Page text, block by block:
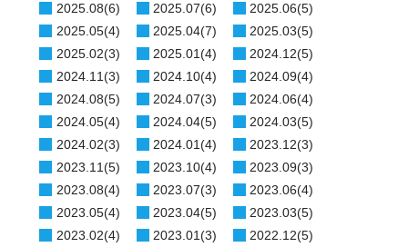
2025.08(6)
2025.07(6)
2025.06(5)
2025.05(4)
2025.04(7)
2025.03(5)
2025.02(3)
2025.01(4)
2024.12(5)
2024.11(3)
2024.10(4)
2024.09(4)
2024.08(5)
2024.07(3)
2024.06(4)
2024.05(4)
2024.04(5)
2024.03(5)
2024.02(3)
2024.01(4)
2023.12(3)
2023.11(5)
2023.10(4)
2023.09(3)
2023.08(4)
2023.07(3)
2023.06(4)
2023.05(4)
2023.04(5)
2023.03(5)
2023.02(4)
2023.01(3)
2022.12(5)